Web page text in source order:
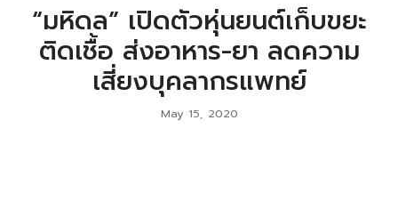
“มหิดล” เปิดตัวหุ่นยนต์เก็บขยะ
ติดเชื้อ ส่งอาหาร-ยา ลดความ
เสี่ยงบุคลากรแพทย์
May 15, 2020